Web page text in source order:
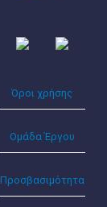
Όροι χρήσης
Ομάδα Έργου
Προσβασιμότητα